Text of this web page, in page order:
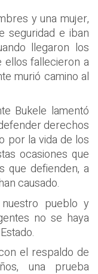
y una mujer,
seguridad e iban
llegaron los
ellos fallecieron a
murió camino al
Bukele lamentó
derechos
por la vida de los
ocasiones que
que defienden, a
causado.
pueblo y
no se haya
el respaldo de
una prueba